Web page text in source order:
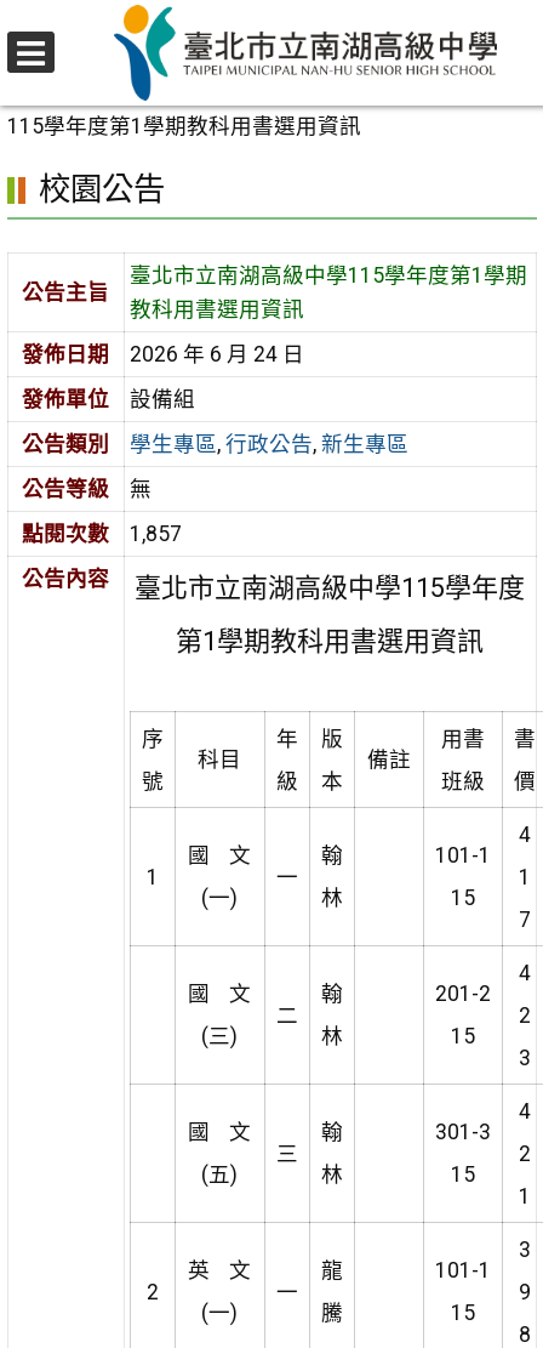
至
要
區
校園公告
115學年度第1學期教科用書選用資訊
校園公告
公告主旨
臺北市立南湖高級中學115學年度第1學期
教科用書選用資訊
發佈日期
2026 年 6 月 24 日
發佈單位
設備組
公告類別
學生專區, 行政公告, 新生專區
公告等級
無
點閱次數
1,857
公告內容
臺北市立南湖高級中學115學年度
第1學期教科用書選用資訊
序
號
科目
年
級
版
本
備註
用書
班級
書
價
1
國 文
(一)
一
翰
林
101-1
15
4
1
7
國 文
(三)
二
翰
林
201-2
15
4
2
3
國 文
(五)
三
翰
林
301-3
15
4
2
1
2
英 文
(一)
一
龍
騰
101-1
15
3
9
8
選
單